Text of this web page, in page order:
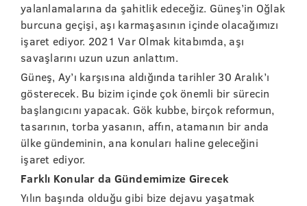
yalanlamalarına da şahitlik edeceğiz. Güneş’in Oğlak
burcuna geçişi, aşı karmaşasının içinde olacağımızı
işaret ediyor. 2021 Var Olmak kitabımda, aşı
savaşlarını uzun uzun anlattım.
Güneş, Ay’ı karşısına aldığında tarihler 30 Aralık’ı
gösterecek. Bu bizim içinde çok önemli bir sürecin
başlangıcını yapacak. Gök kubbe, birçok reformun,
tasarının, torba yasanın, affın, atamanın bir anda
ülke gündeminin, ana konuları haline geleceğini
işaret ediyor.
Farklı Konular da Gündemimize Girecek
Yılın başında olduğu gibi bize dejavu yaşatmak